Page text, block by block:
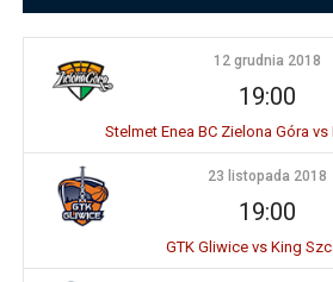
12 grudnia 2018
19:00
Stelmet Enea BC Zielona Góra
23 listopada 2018
19:00
GTK Gliwice vs King